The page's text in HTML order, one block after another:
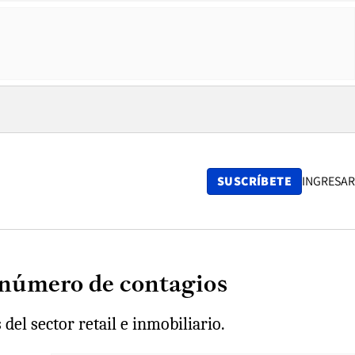
SUSCRÍBETE INGRESAR
de contagios
del sector retail e inmobiliario.